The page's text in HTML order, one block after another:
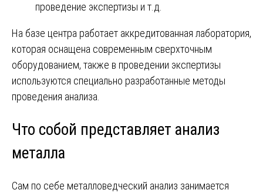
проведение экспертизы и т.д.
На базе центра работает аккредитованная лаборатория,
которая оснащена современным сверхточным
оборудованием, также в проведении экспертизы
используются специально разработанные методы
проведения анализа.
Что собой представляет анализ
металла
Сам по себе металловедческий анализ занимается